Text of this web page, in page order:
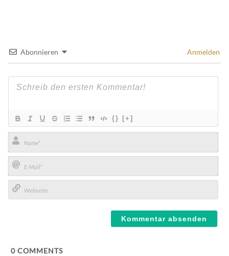
Abonnieren Anmelden
{} [+]
Name*
E-
Mail*
0 COMMENTS